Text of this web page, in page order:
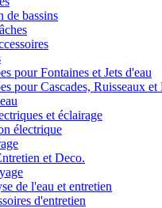
de bassins
pour Fontaines et Jets d'eau
pour Cascades, Ruisseaux
et éclairage
électrique
et Deco.
de l'eau et entretien
d'entretien